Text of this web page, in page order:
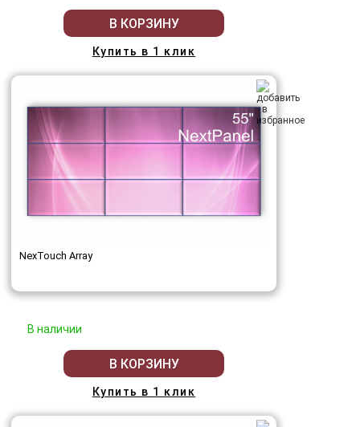
В КОРЗИНУ
Купить в 1 клик
NexTouch Array
В наличии
В КОРЗИНУ
Купить в 1 клик